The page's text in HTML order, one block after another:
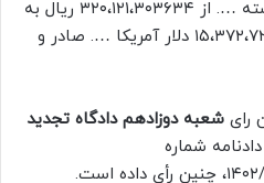
طلب بانک …. از شرکت ورشکسته …. از ۳۲۰،۱۲۱،۳۰۳۶۳۴ ریال به
۲۹۶۶۷۵,۳۲۹،۷۷۲ ریال و ۱۵،۳۷۲،۷۲۲/۴۵ دلار آمریکا …. صادر و
رای شعبه دوزادهم دادگاه تجدید
شماره